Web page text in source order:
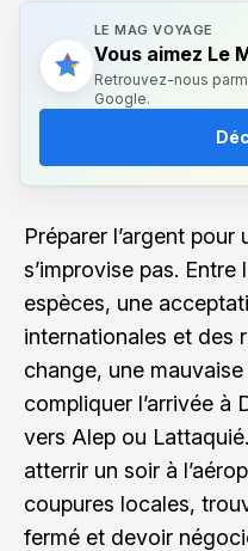
LE MAG VOYAGE
Vous aimez Le
Retrouvez-nous
Google.
Préparer l’argent
s’improvise pas. Entre
espèces, une
internationales et des
change, une
compliquer l’arrivée à
vers Alep ou
atterrir un soir à
coupures locales,
fermé et devoir